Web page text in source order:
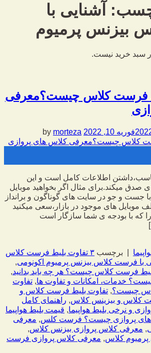
سبد خرید نیست.
آشنایی با
بیزنس پرمیوم
فرست کلاس چیست؟معرفی
فوریه 10, 2022 morteza
اطلاعات کامل است و این
میکند.برای مثال اگر بخواهید موبایل
جست و جو در سایت های گوناگون و برانداز
های موجود در بازار،سعی میکنید
که با بودجه ی شما سازگار است
برچسب
۳ تفاوت بلیط فرست کلاس
با فرست کلاس بیزنس پرمیوم اکونومی,
فرست کلاس چیست؟ هر چه باید بدانید,
خدمات، امکانات و تفاوت ها, تفاوت
چیست؟, تفاوت بلیط فرست کلاس و
کلاس و بیزینس کلاس, راهنمای کامل
و نرخی بلیط هواپیما, قیمت بلیط هواپیما
پروازی چیست؟ فرست کلس, معرفی
, معرفی کلاس پروازی بیزنس کلاس,
کلاس, معرفی کلاس پروازی فرست